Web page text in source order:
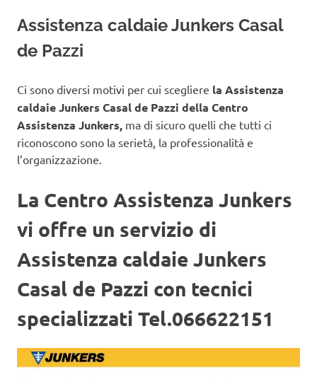
Junkers
Roma
Assistenza caldaie Junkers Casal
de Pazzi
Ci sono diversi motivi per cui scegliere la Assistenza
caldaie Junkers Casal de Pazzi della Centro
Assistenza Junkers, ma di sicuro quelli che tutti ci
riconoscono sono la serietà, la professionalità e
l’organizzazione.
La Centro Assistenza Junkers
vi offre un servizio di
Assistenza caldaie Junkers
Casal de Pazzi con tecnici
specializzati Tel.066622151